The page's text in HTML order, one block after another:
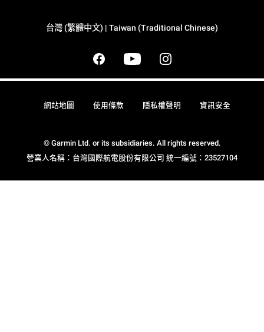
台灣 (繁體中文) | Taiwan (Traditional Chinese)
© Garmin Ltd. or its subsidiaries. All rights reserved.
營業人名稱：台灣國際航電股份有限公司 統一編號：23527104
網站地圖 使用條款 隱私權聲明 資訊安全